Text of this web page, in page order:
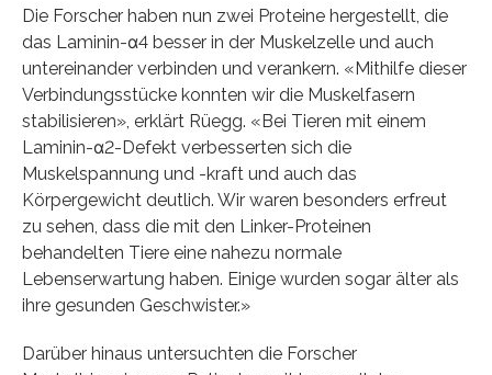
Die Forscher haben nun zwei Proteine hergestellt, die
das Laminin-α4 besser in der Muskelzelle und auch
untereinander verbinden und verankern. «Mithilfe dieser
Verbindungsstücke konnten wir die Muskelfasern
stabilisieren», erklärt Rüegg. «Bei Tieren mit einem
Laminin-α2-Defekt verbesserten sich die
Muskelspannung und -kraft und auch das
Körpergewicht deutlich. Wir waren besonders erfreut
zu sehen, dass die mit den Linker-Proteinen
behandelten Tiere eine nahezu normale
Lebenserwartung haben. Einige wurden sogar älter als
ihre gesunden Geschwister.»
Darüber hinaus untersuchten die Forscher